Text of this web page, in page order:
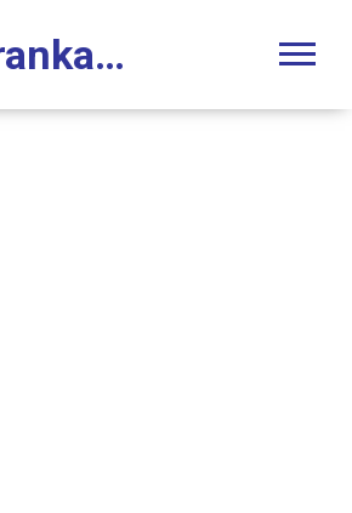
Adi Záchranka Stomatologie